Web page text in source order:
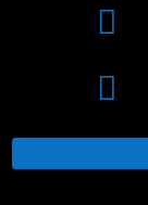

